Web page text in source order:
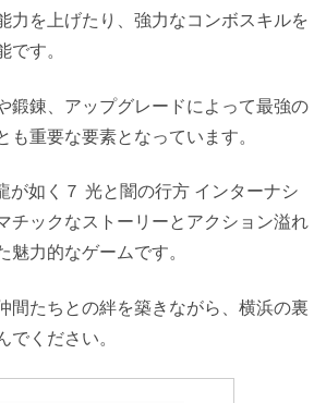
力を上げたり、強力なコンボスキルを
です。
鍛錬、アップグレードによって最強の
も重要な要素となっています。
が如く７ 光と闇の行方 インターナシ
チックなストーリーとアクション溢れ
魅力的なゲームです。
間たちとの絆を築きながら、横浜の裏
でください。